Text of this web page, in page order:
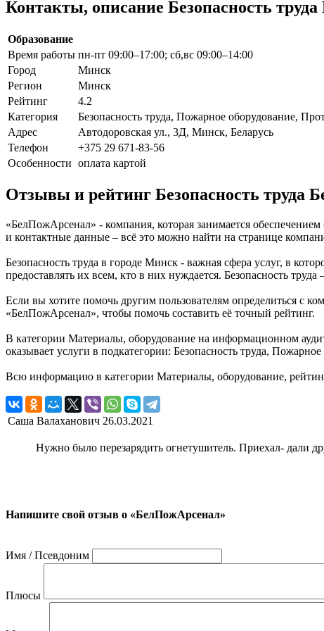
Контакты, описание Безопасность
Образование
Время работы пн-пт 09:00–17:00; сб,вс 09:00–14:00
Город
Минск
Регион
Минск
Рейтинг
4.2
Категория
Безопасность труда, Пожарное оборудование,
Адрес
Автодоровская ул., 3Д, Минск, Беларусь
Телефон
+375 29 671-83-56
Особенности оплата картой
Отзывы и рейтинг Безопасность труда
«БелПожАрсенал» - компания, которая занимается
и контактные данные – всё это можно найти на странице
Безопасность труда в городе Минск - важная сфера услуг, в
предоставлять их всем, кто в них нуждается. Безопасность
Если вы хотите помочь другим пользователям определиться с
«БелПожАрсенал», чтобы помочь составить её точный рейтинг.
В категории Материалы, оборудование на информационном
оказывает услуги в подкатегории: Безопасность труда,
Всю информацию в категории Материалы, оборудование,
Саша Валаханович 26.03.2021
Нужно было перезарядить огнетушитель. Приехал- дали
Напишите свой отзыв о «БелПожАрсенал»
Имя / Псевдоним
Плюсы